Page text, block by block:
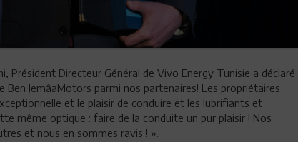
Président Directeur Général de Vivo Energy Tunisie a déclaré
JemâaMotors parmi nos partenaires! Les propriétaires
et le plaisir de conduire et les lubrifiants et
même optique : faire de la conduite un pur plaisir ! Nos
et nous en sommes ravis ! ».